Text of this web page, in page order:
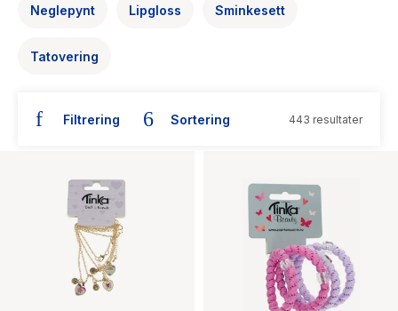
Fury Bound - Sable Sorensen
Hitster
The Housemaid
Neglepynt Lipgloss Sminkesett
Tatovering
Filtrering Sortering 443 resultater